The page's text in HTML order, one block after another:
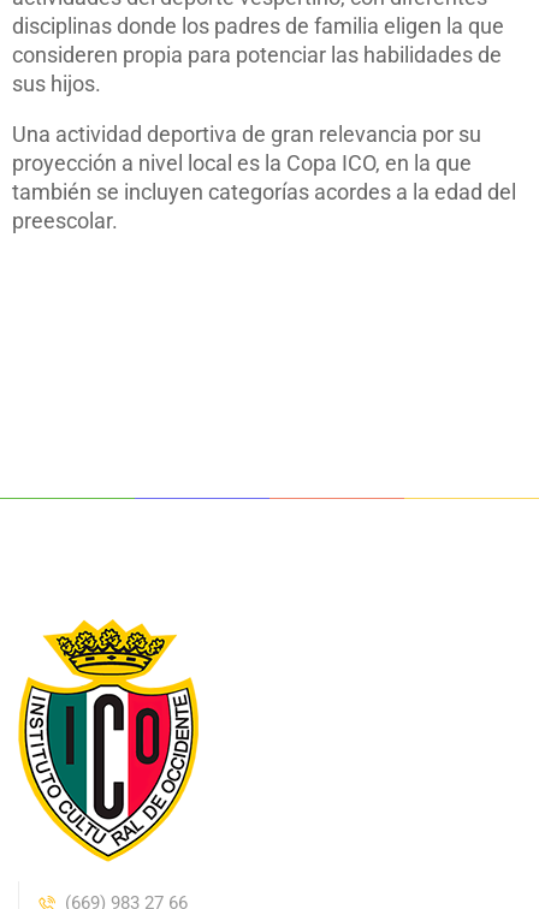
disciplinas donde los padres de familia eligen la que
consideren propia para potenciar las habilidades de
sus hijos.
Una actividad deportiva de gran relevancia por su
proyección a nivel local es la Copa ICO, en la que
también se incluyen categorías acordes a la edad del
preescolar.
(669) 983 27 66